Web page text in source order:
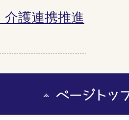
介護連携推進